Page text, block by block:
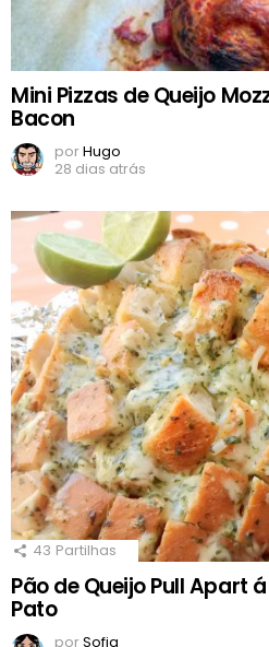
Mini Pizzas de Queijo
Bacon
porHugo
28 dias atrás
43 Partilhas
Pão de Queijo Pull Apart
Pato
porSofia